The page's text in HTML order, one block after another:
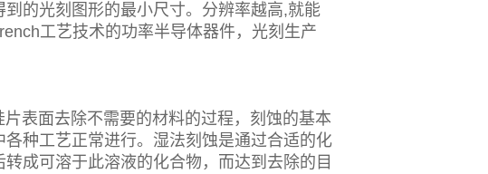
的光刻图形的最小尺寸。分辨率越高,就能
工艺技术的功率半导体器件，光刻生产
面去除不需要的材料的过程，刻蚀的基本
种工艺正常进行。湿法刻蚀是通过合适的化
成可溶于此溶液的化合物，而达到去除的目